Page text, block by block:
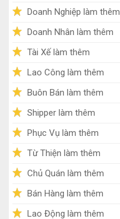
Doanh Nghiệp làm thêm
Doanh Nhân làm thêm
Tài Xế làm thêm
Lao Công làm thêm
Buôn Bán làm thêm
Shipper làm thêm
Phục Vụ làm thêm
Từ Thiện làm thêm
Chủ Quán làm thêm
Bán Hàng làm thêm
Lao Động làm thêm